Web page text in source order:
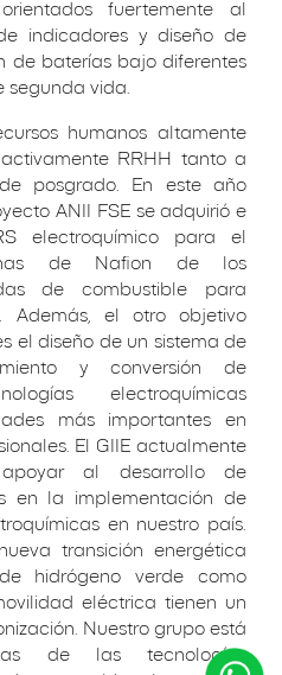
fuertemente al
indicadores y diseño de
de baterías bajo diferentes
segunda vida.
humanos altamente
RRHH tanto a
posgrado. En este año
ANII FSE se adquirió e
electroquímico para el
de Nafion de los
de combustible para
Además, el otro objetivo
el diseño de un sistema de
y conversión de
electroquímicas
más importantes en
El GIIE actualmente
al desarrollo de
en la implementación de
en nuestro país.
transición energética
hidrógeno verde como
eléctrica tienen un
Nuestro grupo está
de las tecnologías